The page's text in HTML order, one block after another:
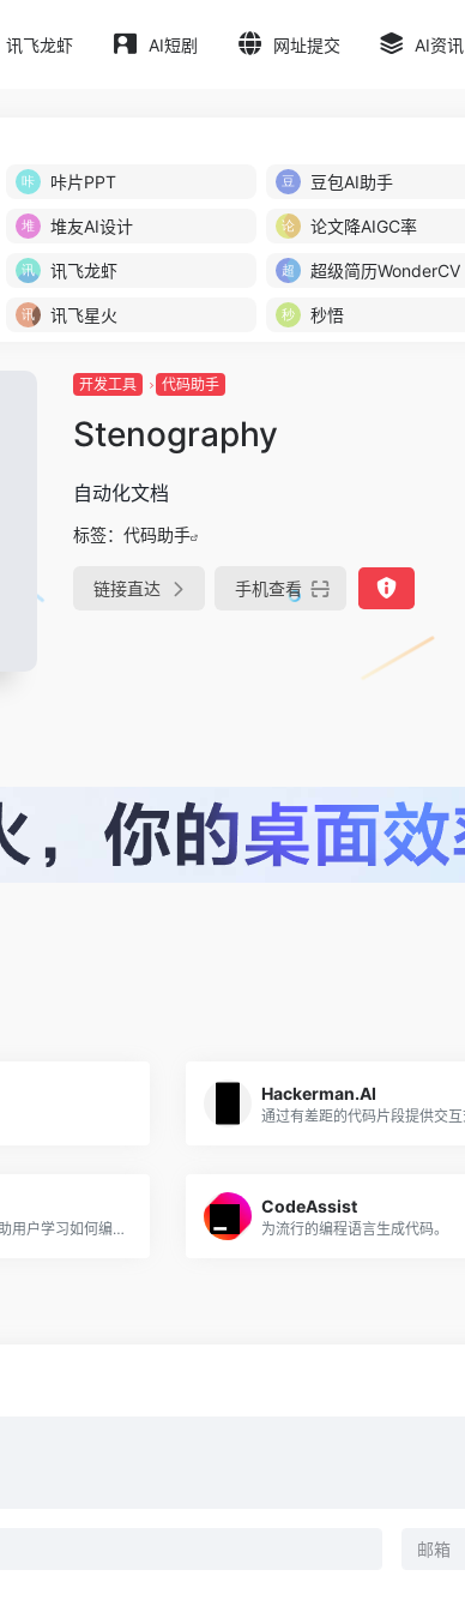
讯飞龙虾 AI短剧 网址提交 AI资讯
咔片PPT 豆包AI助手
堆友AI设计 论文降AIGC率
讯飞龙虾 超级简历WonderCV
讯飞星火 秒悟
开发工具 代码助手
Stenography
自动化文档
标签： 代码助手
链接直达 手机查看
Hackerman.AI
交互式编码教程工具使用AI帮助用户学习如何编码
CodeAssist
为流行的编程语言生成代码。